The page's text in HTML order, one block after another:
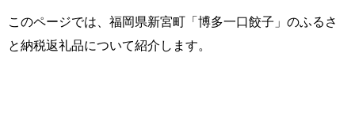
このページでは、福岡県新宮町「博多一口餃子」のふるさ
と納税返礼品について紹介します。